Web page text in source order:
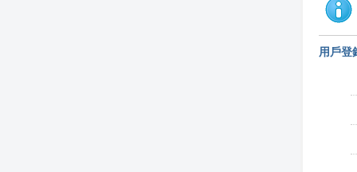
用戶登